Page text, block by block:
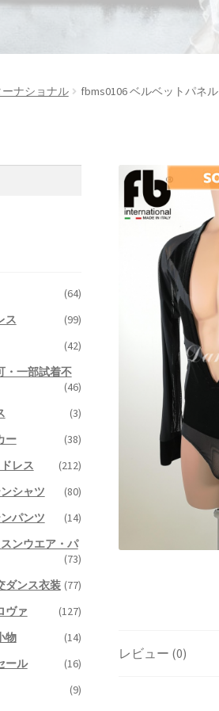
ーナショナル fbms0106 ベルベットパネル
レビュー (0)
(64)
ス
(99)
(42)
・一部試着不
(46)
(3)
ー
(38)
レス
(212)
シャツ
(80)
パンツ
(14)
ンウエア・パ
(73)
ダンス衣装 (77)
ヴァ
(127)
物
(14)
ール
(16)
(9)